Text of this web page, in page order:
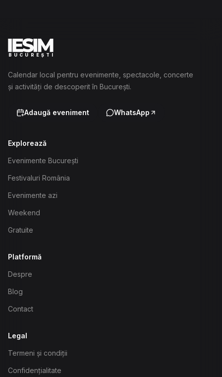
BUCUREȘTI
Calendar local pentru evenimente, spectacole, concerte
și activități de descoperit în București.
Adaugă eveniment WhatsApp
Explorează
Evenimente București
Festivaluri România
Evenimente azi
Weekend
Gratuite
Platformă
Despre
Blog
Contact
Legal
Termeni și condiții
Confidențialitate